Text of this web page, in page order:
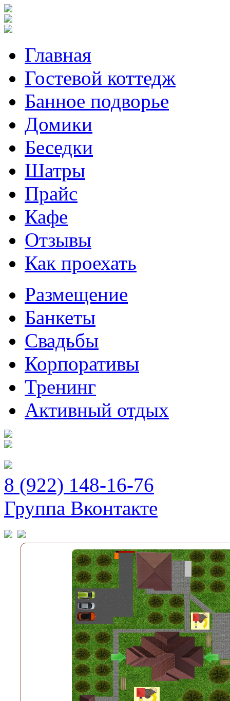
Главная
Гостевой коттедж
Банное подворье
Домики
Беседки
Шатры
Прайс
Кафе
Отзывы
Как проехать
Размещение
Банкеты
Свадьбы
Корпоративы
Тренинг
Активный отдых
8 (922) 148-16-76
Группа Вконтакте